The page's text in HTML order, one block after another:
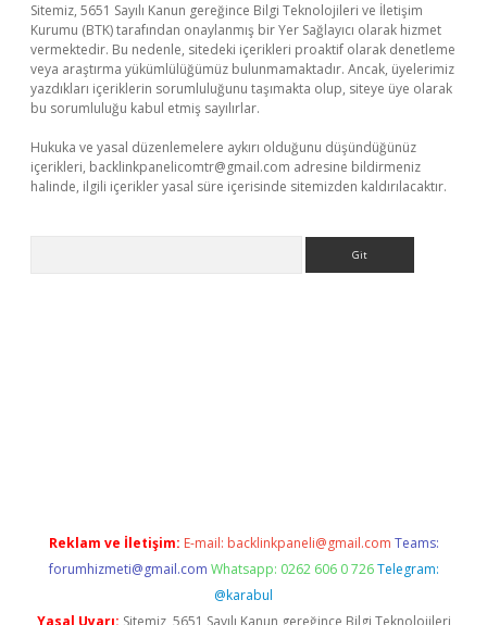
Sitemiz, 5651 Sayılı Kanun gereğince Bilgi Teknolojileri ve İletişim
Kurumu (BTK) tarafından onaylanmış bir Yer Sağlayıcı olarak hizmet
vermektedir. Bu nedenle, sitedeki içerikleri proaktif olarak denetleme
veya araştırma yükümlülüğümüz bulunmamaktadır. Ancak, üyelerimiz
yazdıkları içeriklerin sorumluluğunu taşımakta olup, siteye üye olarak
bu sorumluluğu kabul etmiş sayılırlar.
Hukuka ve yasal düzenlemelere aykırı olduğunu düşündüğünüz
içerikleri, backlinkpanelicomtr@gmail.com adresine bildirmeniz
halinde, ilgili içerikler yasal süre içerisinde sitemizden kaldırılacaktır.
Reklam ve İletişim: E-mail: backlinkpaneli@gmail.com Teams:
forumhizmeti@gmail.com Whatsapp: 0262 606 0 726 Telegram:
@karabul
Yasal Uyarı: Sitemiz, 5651 Sayılı Kanun gereğince Bilgi Teknolojileri